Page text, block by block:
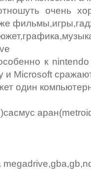
очень
к
и Microsoft
один